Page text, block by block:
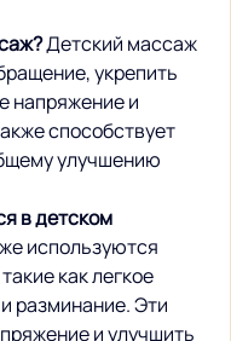
Детский массаж
укрепить
напряжение и
способствует
улучшению
в детском
используются
как легкое
разминание. Эти
и улучшить